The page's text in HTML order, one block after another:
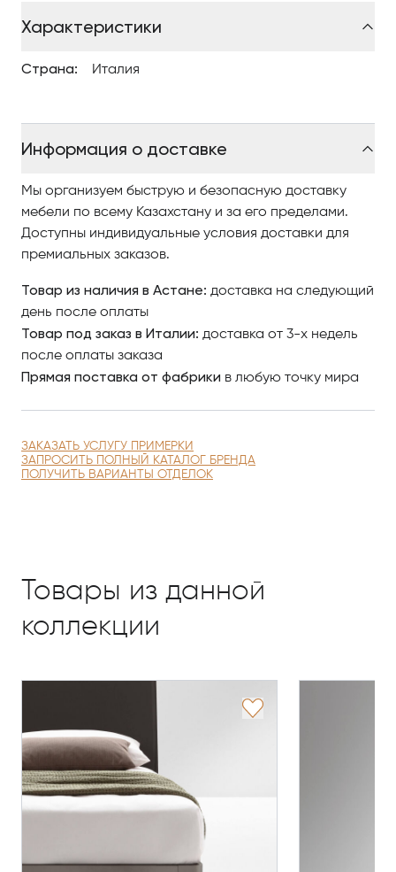
Характеристики
Страна: Италия
Информация о доставке
Мы организуем быструю и безопасную доставку
мебели по всему Казахстану и за его пределами.
Доступны индивидуальные условия доставки для
премиальных заказов.
Товар из наличия в Астане: доставка на следующий
день после оплаты
Товар под заказ в Италии: доставка от 3-х недель
после оплаты заказа
Прямая поставка от фабрики в любую точку мира
ЗАКАЗАТЬ УСЛУГУ ПРИМЕРКИ
ЗАПРОСИТЬ ПОЛНЫЙ КАТАЛОГ БРЕНДА
ПОЛУЧИТЬ ВАРИАНТЫ ОТДЕЛОК
Товары из данной
коллекции